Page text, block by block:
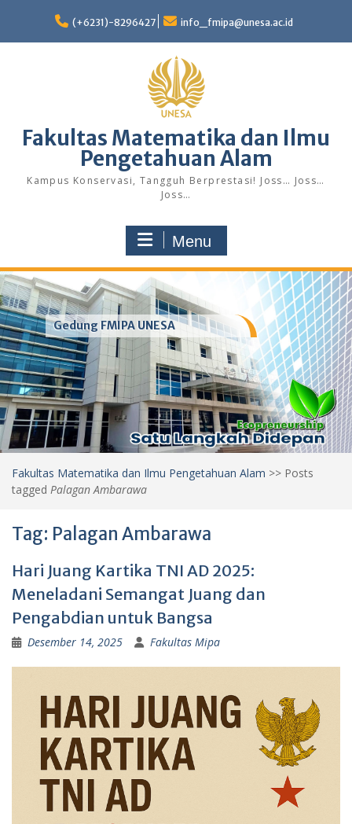
content
(+6231)-8296427 info_fmipa@unesa.ac.id
Fakultas Matematika dan Ilmu
Pengetahuan Alam
Kampus Konservasi, Tangguh Berprestasi! Joss… Joss…
Joss…
Menu
Gedung FMIPA UNESA
Fakultas Matematika dan Ilmu Pengetahuan Alam >> Posts
tagged Palagan Ambarawa
Tag: Palagan Ambarawa
Hari Juang Kartika TNI AD 2025:
Meneladani Semangat Juang dan
Pengabdian untuk Bangsa
Desember 14, 2025 Fakultas Mipa